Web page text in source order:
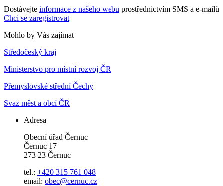
Dostávejte informace z našeho webu prostřednictvím SMS a e-mailů
Chci se zaregistrovat
Mohlo by Vás zajímat
Středočeský kraj
Ministerstvo pro místní rozvoj ČR
Přemyslovské střední Čechy
Svaz měst a obcí ČR
Adresa
Obecní úřad Černuc
Černuc 17
273 23 Černuc
tel.: +420 315 761 048
email: obec@cernuc.cz